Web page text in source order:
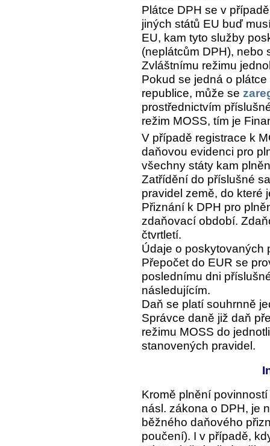
Plátce DPH se v
jiných států EU buď
EU, kam tyto služby
(neplátcům DPH), nebo
Zvláštnímu režimu
Pokud se jedná o
republice, může se
prostřednictvím
režim MOSS, tím je
V případě registrace k
daňovou evidenci pro
všechny státy kam
Zatřídění do příslušné
pravidel země, do které
Přiznání k DPH pro
zdaňovací období.
čtvrtletí.
Údaje o poskytovaných
Přepočet do EUR se
poslednímu dni
následujícím.
Daň se platí souhrnně
Správce daně již daň
režimu MOSS do
stanovených pravidel.
Kromě plnění
násl. zákona o DPH, je
běžného daňového
poučení). I v případě,